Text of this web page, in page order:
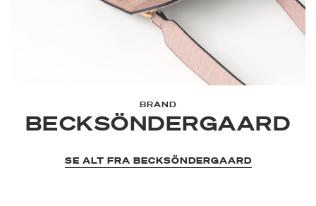
BRAND
BECKSÖNDERGAARD
SE ALT FRA BECKSÖNDERGAARD